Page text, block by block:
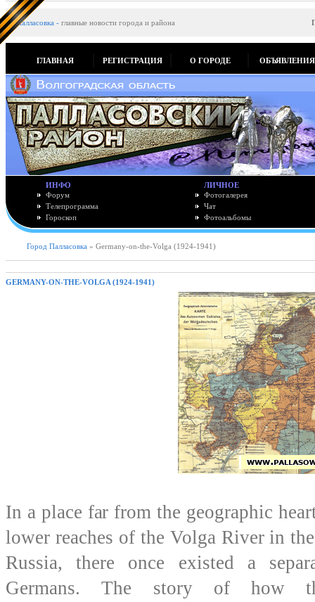
Палласовка - главные новости города и района
ГЛАВНАЯ РЕГИСТРАЦИЯ О ГОРОДЕ ОБЪЯВЛЕНИЯ
ИНФО
Форум
Телепрограмма
Гороскоп
ЛИЧНОЕ
Фотогалерея
Чат
Фотоальбомы
Город Палласовка » Germany-on-the-Volga (1924-1941)
GERMANY-ON-THE-VOLGA (1924-1941)
In a place far from the geographic
lower reaches of the Volga River in
Russia, there once existed a
Germans. The story of how